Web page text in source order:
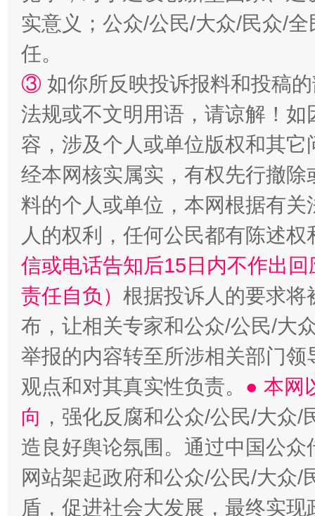
实意义；公众/公民/大众/民众/
任。
③ 如你所反映投诉报料和投稿
法规或不文明用语，请谅解！
容，涉及个人或单位版权和其它
经本网核实属实，有权先行撤
料的个人或单位，本网根据有
人的权利，任何公民都有陈述
信或电话告知后15日内不作出
责任自负） 根据投诉人的要求将
布，让相关专家和公众/公民/大
举报的内容转至所涉相关部门
观点和对其真实性负责。 ● 本网
向 ，强化反腐和公众/公民/大众
造良好舆论氛围。通过中国公
网站架起政府和公众/公民/大众
盾，促进社会大发展，最终实